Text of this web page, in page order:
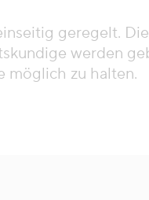
geregelt.
werden
möglich zu halten.